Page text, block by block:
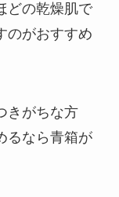
どの乾燥肌で
のがおすすめ
きがちな方
るなら青箱が